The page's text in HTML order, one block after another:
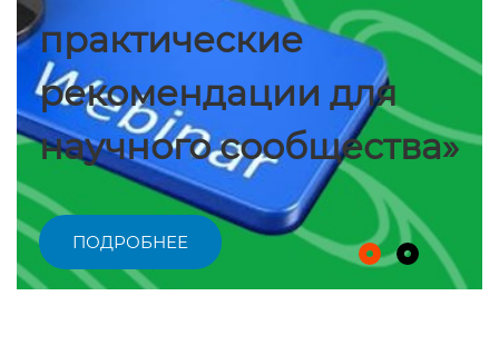
практические
рекомендации для
научного сообщества»
ПОДРОБНЕЕ